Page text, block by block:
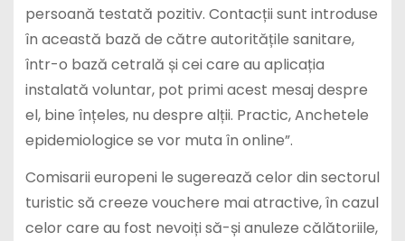
persoană testată pozitiv. Contacții sunt introduse
în această bază de către autoritățile sanitare,
într-o bază cetrală și cei care au aplicația
instalată voluntar, pot primi acest mesaj despre
el, bine înțeles, nu despre alții. Practic, Anchetele
epidemiologice se vor muta în online”.
Comisarii europeni le sugerează celor din sectorul
turistic să creeze vouchere mai atractive, în cazul
celor care au fost nevoiți să-și anuleze călătoriile,